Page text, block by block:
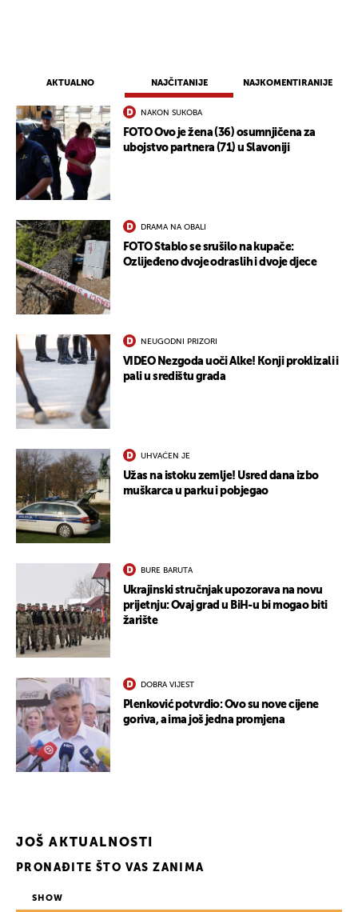
AKTUALNO NAJČITANIJE NAJKOMENTIRANIJE
NAKON SUKOBA
FOTO Ovo je žena (36) osumnjičena za
ubojstvo partnera (71) u Slavoniji
DRAMA NA OBALI
FOTO Stablo se srušilo na kupače:
Ozlijeđeno dvoje odraslih i dvoje djece
NEUGODNI PRIZORI
VIDEO Nezgoda uoči Alke! Konji proklizali i
pali u središtu grada
UHVAĆEN JE
Užas na istoku zemlje! Usred dana izbo
muškarca u parku i pobjegao
BURE BARUTA
Ukrajinski stručnjak upozorava na novu
prijetnju: Ovaj grad u BiH-u bi mogao biti
žarište
DOBRA VIJEST
Plenković potvrdio: Ovo su nove cijene
goriva, a ima još jedna promjena
JOŠ AKTUALNOSTI
PRONAĐITE ŠTO VAS ZANIMA
SHOW